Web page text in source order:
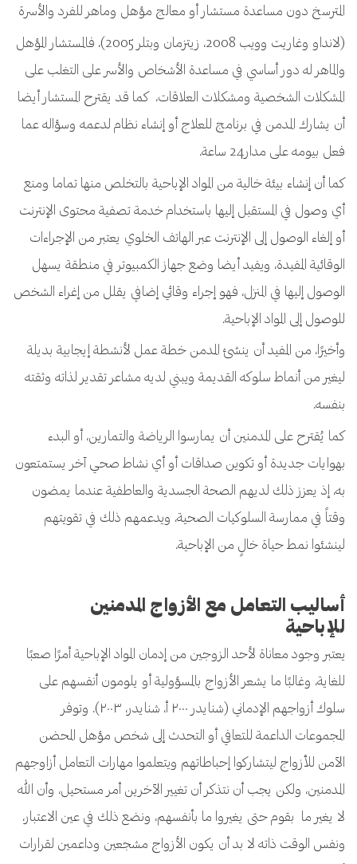
المترسخ دون مساعدة مستشار أو معالج مؤهل وماهر للفرد والأسرة
(لانداو وغاريت وويب 2008، زيتزمان وبتلر 2005)، فالمستشار المؤهل
والماهر له دور أساسي في مساعدة الأشخاص والأسر على التغلب على
المشكلات الشخصية ومشكلات العلاقات، كما قد يقترح المستشار أيضا
أن يشارك المدمن في برنامج للعلاج أو إنشاء نظام لدعمه وسؤاله عما
فعل بيومه على مدار24 ساعة.
كما أن إنشاء بيئة خالية من المواد الإباحية بالتخلص منها تماما ومنع
أي وصول في المستقبل إليها باستخدام خدمة تصفية محتوى الإنترنت
أو إلغاء الوصول إلى الإنترنت عبر الهاتف الخلوي يعتبر من الإجراءات
الوقائية المفيدة، ويفيد أيضا وضع جهاز الكمبيوتر في منطقة يسهل
الوصول إليها في المنزل، فهو إجراء وقائي إضافي يقلل من إغراء الشخص
للوصول إلى المواد الإباحية.
وأخيرًا، من المفيد أن ينشئ المدمن خطة عمل لأنشطة إيجابية بديلة
ليغير من أنماط سلوكه القديمة ويبني لديه مشاعر تقدير لذاته وثقته
بنفسه.
كما يُقترح على المدمنين أن يمارسوا الرياضة والتمارين، أو البدء
بهوايات جديدة أو تكوين صداقات أو أي نشاط صحي آخر يستمتعون
به، إذ يعزز ذلك لديهم الصحة الجسدية والعاطفية عندما يمضون
وقتاً في ممارسة السلوكيات الصحية، ويدعمهم ذلك في تقويتهم
لينشئوا نمط حياة خالٍ من الإباحية.
أساليب التعامل مع الأزواج المدمنين
للإباحية
يعتبر وجود معاناة لأحد الزوجين من إدمان المواد الإباحية أمرًا صعبًا
للغاية، وغالبًا ما يشعر الأزواج بالمسؤولية أو يلومون أنفسهم على
سلوك أزواجهم الإدماني (شنايدر ٢٠٠٠ أ، شنايدر، ٢٠٠٣). وتوفر
المجموعات الداعمة للتعافي أو التحدث إلى شخص مؤهل المحضن
الآمن للأزواج ليتشاركوا إحباطاتهم ويتعلموا مهارات التعامل أزاوجهم
المدمنين، ولكن يجب أن نتذكر أن تغيير الآخرين أمر مستحيل، وأن الله
لا يغير ما بقوم حتى يغيروا ما بأنفسهم، ونضع ذلك في عين الاعتبار،
ونفس الوقت ذاته لا بد أن يكون الأزواج مشجعين وداعمين لقرارات